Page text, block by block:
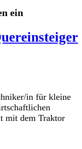
ein
in für kleine
mit dem Traktor